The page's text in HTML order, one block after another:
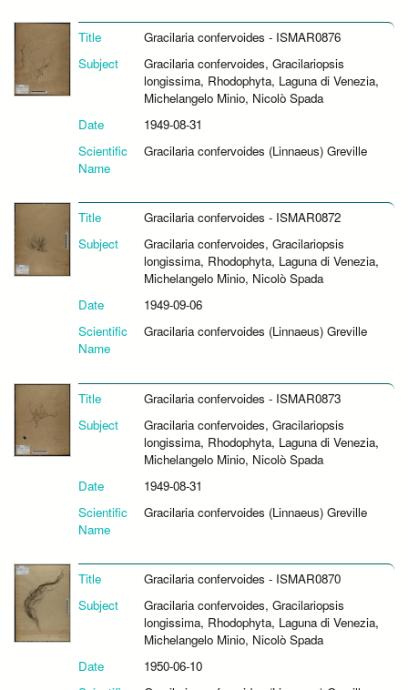
Title
Gracilaria confervoides - ISMAR0876
Subject
Gracilaria confervoides, Gracilariopsis
longissima, Rhodophyta, Laguna di Venezia,
Michelangelo Minio, Nicolò Spada
Date
1949-08-31
Scientific
Name
Gracilaria confervoides (Linnaeus) Greville
Title
Gracilaria confervoides - ISMAR0872
Subject
Gracilaria confervoides, Gracilariopsis
longissima, Rhodophyta, Laguna di Venezia,
Michelangelo Minio, Nicolò Spada
Date
1949-09-06
Scientific
Name
Gracilaria confervoides (Linnaeus) Greville
Title
Gracilaria confervoides - ISMAR0873
Subject
Gracilaria confervoides, Gracilariopsis
longissima, Rhodophyta, Laguna di Venezia,
Michelangelo Minio, Nicolò Spada
Date
1949-08-31
Scientific
Name
Gracilaria confervoides (Linnaeus) Greville
Title
Gracilaria confervoides - ISMAR0870
Subject
Gracilaria confervoides, Gracilariopsis
longissima, Rhodophyta, Laguna di Venezia,
Michelangelo Minio, Nicolò Spada
Date
1950-06-10